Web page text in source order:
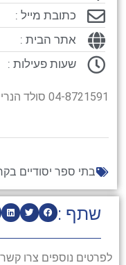
שתף :
לפרטים נוספים צרו קשר
כתובת מייל :
אתר הבית :
שעות פעילות :
04-8721591 סולד הנרייטה 24 קרית ביאליק
בתי ספר יסודיים